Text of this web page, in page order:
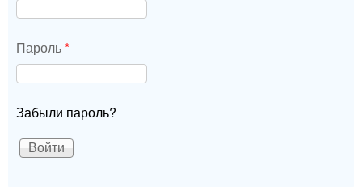
Пароль*
Забыли пароль?